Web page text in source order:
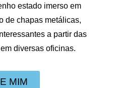
estado imerso em
de chapas metálicas,
a partir das
diversas oficinas.
MIM